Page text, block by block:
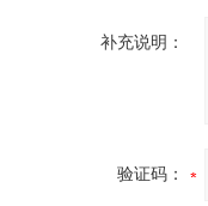
补充说明：
验证码：